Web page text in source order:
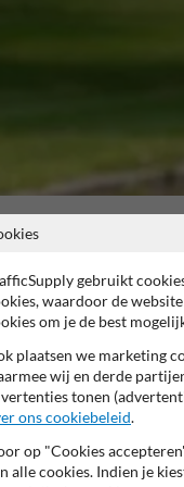
Inrichting nieuw
Het schoolplein van de
meubilair en de
eigentijds kenmerkt ook
gebruikt
waardoor de
om je de best
plaatsen we marketing
wij en derde
tonen
ons cookiebeleid.
op "Cookies
alle cookies. Indien je